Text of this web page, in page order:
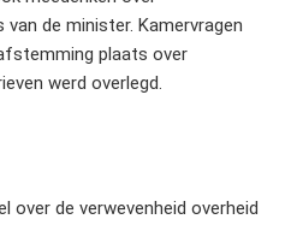
van de minister. Kamervragen
plaats over
werd overlegd.
over de verwevenheid overheid